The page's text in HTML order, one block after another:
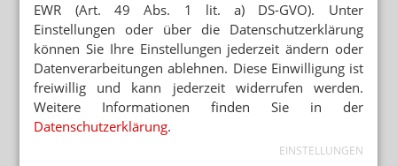
EWR (Art. 49 Abs. 1 lit. a) DS-GVO). Unter
Einstellungen oder über die Datenschutzerklärung
können Sie Ihre Einstellungen jederzeit ändern oder
Datenverarbeitungen ablehnen. Diese Einwilligung ist
freiwillig und kann jederzeit widerrufen werden.
Weitere Informationen finden Sie in der
Datenschutzerklärung.
EINSTELLUNGEN
Neuere Artikel zum Thema
AUCH PKA-AZUBI UNTER VERDACHT
Tresor geleert: Ex-Praktikant bricht bei
Inhaberin ein
VERFAHREN EINGESTELLT
Mitarbeiterdiebstahl: Inhaber ohne Beweise